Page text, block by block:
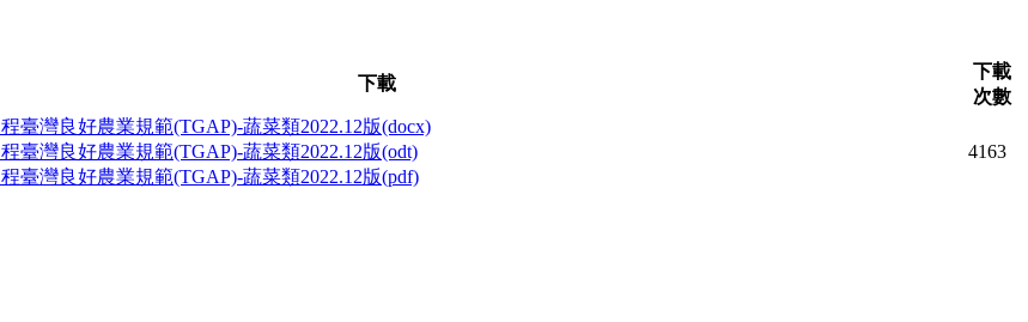
下載
下載
次數
4163